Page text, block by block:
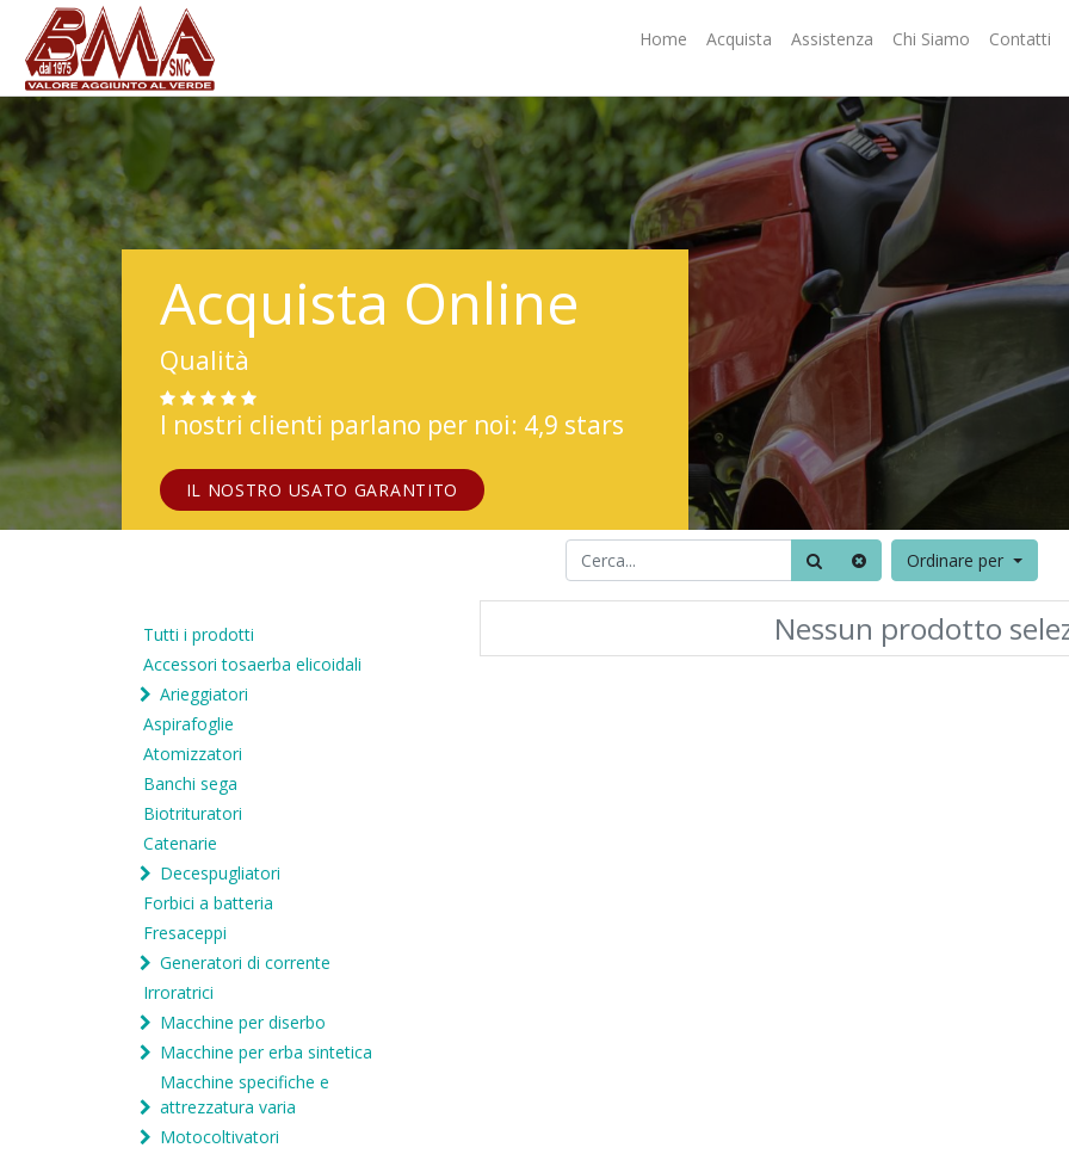
Home Acquista Assistenza Chi Siamo Contatti
Acquista Online
Qualità
I nostri clienti parlano per noi: 4,9 stars
IL NOSTRO USATO GARANTITO
Ordinare per
Tutti i prodotti
Accessori tosaerba elicoidali
Arieggiatori
Aspirafoglie
Atomizzatori
Banchi sega
Biotrituratori
Catenarie
Decespugliatori
Forbici a batteria
Fresaceppi
Generatori di corrente
Irroratrici
Macchine per diserbo
Macchine per erba sintetica
Macchine specifiche e
attrezzatura varia
Motocoltivatori
Nessun prodotto